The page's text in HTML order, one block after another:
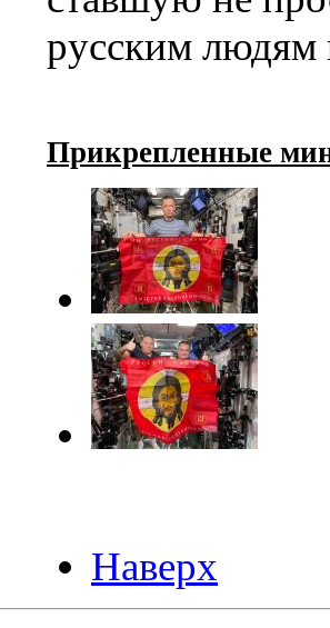
русским людям
Прикрепленные
Наверх